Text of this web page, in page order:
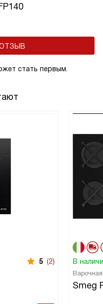
стать первым.
5 (2) В
Smeg